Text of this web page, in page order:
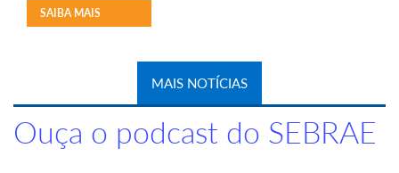
SAIBA MAIS
MAIS NOTÍCIAS
Ouça o podcast do SEBRAE